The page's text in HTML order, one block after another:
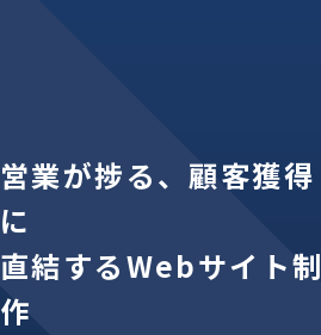
営業が捗る、顧客獲得
に
直結するWebサイト制
作